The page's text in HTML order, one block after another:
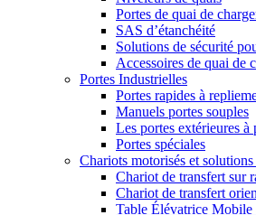
Portes de quai de
SAS d’étanchéité
Solutions de sécurité
Accessoires de quai de
Portes Industrielles
Portes rapides à
Manuels portes souples
Les portes extérieures à
Portes spéciales
Chariots motorisés et
Chariot de transfert sur
Chariot de transfert
Table Élévatrice Mobile